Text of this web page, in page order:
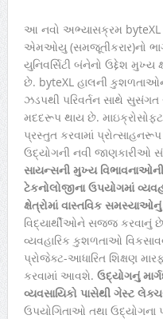
આ નવો અભ્યાસક્રમ byteXL
એમઓયુ (સમજૂતીકરાર)નો
યુનિવર્સિટી બંનેનો ઉદ્દેશ
છે. byteXL હાલની
ઝડપથી પરિવર્તન સાથે સુસંગત
મદદરૂપ થાય છે.
પ્રસ્તુત કરવામાં
ઉદ્યોગની નવી જાણકારીઓ
સાયન્સની મુખ્ય
ટેકનોલોજીના ઉપયોગમાં
ક્ષેત્રોમાં વાસ્તવિક સમસ્યાઓનું
વિદ્યાર્થીઓને સજ્જ કરવાનું
વ્યવહારિક કુશળતાઓ
પ્રોજેક્ટ-આધારિત શિક્ષણ
કરવામાં આવશે. ઉદ્યોગનું
વ્યવસાયિકો પાસેથી ગેસ્ટ
ઉપયોગિતાઓ તથા ઉદ્યોગના